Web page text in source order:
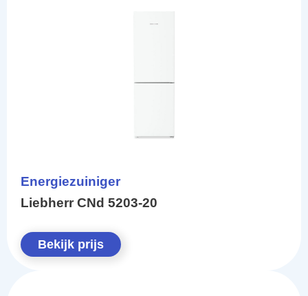
Energiezuiniger
Liebherr CNd 5203-20
Bekijk prijs